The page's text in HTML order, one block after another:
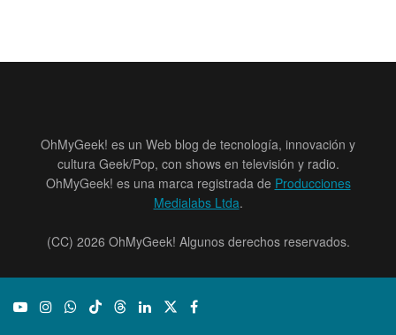
OhMyGeek! es un Web blog de tecnología, innovación y
cultura Geek/Pop, con shows en televisión y radio.
OhMyGeek! es una marca registrada de Producciones
Medialabs Ltda.
(CC) 2026 OhMyGeek! Algunos derechos reservados.